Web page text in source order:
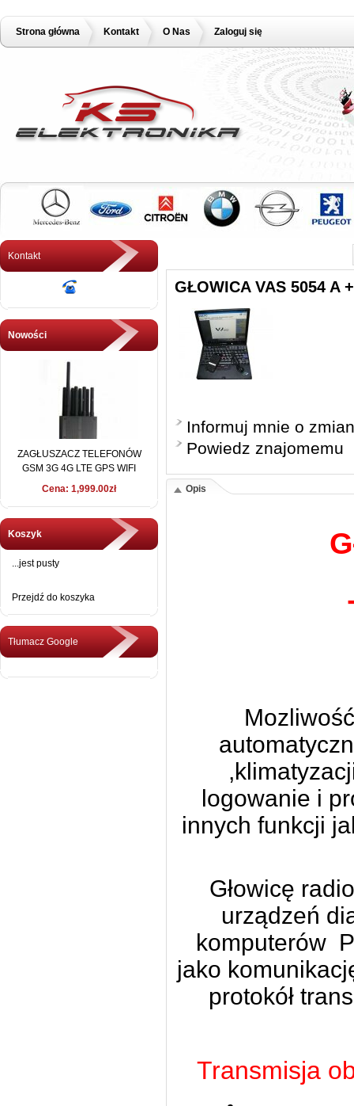
Strona główna Kontakt O Nas Zaloguj się
Kontakt
Nowości
ZAGŁUSZACZ TELEFONÓW
GSM 3G 4G LTE GPS WIFI
LoJACK 15 METRÓW
Cena: 1,999.00zł
Koszyk
...jest pusty
Przejdź do koszyka
Tłumacz Google
GŁOWICA VAS 5054 A
Informuj mnie o
Powiedz znajomemu
Opis
logowanie i
innych funkcji
Głowicę
urządzeń
komputerów
jako
protokół
Transmisja